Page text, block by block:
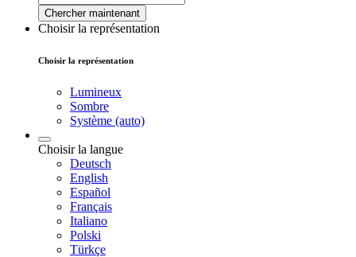
Chercher maintenant
Choisir la représentation
Choisir la représentation
Lumineux
Sombre
Système (auto)
Choisir la langue
Deutsch
English
Español
Français
Italiano
Polski
Türkçe